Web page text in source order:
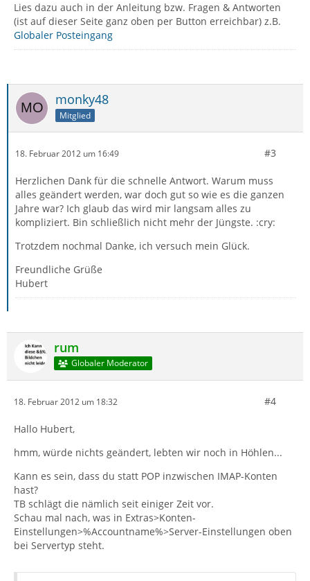
Lies dazu auch in der Anleitung bzw. Fragen & Antworten
(ist auf dieser Seite ganz oben per Button erreichbar) z.B.
Globaler Posteingang
monky48
Mitglied
18. Februar 2012 um 16:49 #3
Herzlichen Dank für die schnelle Antwort. Warum muss
alles geändert werden, war doch gut so wie es die ganzen
Jahre war? Ich glaub das wird mir langsam alles zu
kompliziert. Bin schließlich nicht mehr der Jüngste. :cry:
Trotzdem nochmal Danke, ich versuch mein Glück.
Freundliche Grüße
Hubert
rum
Globaler Moderator
18. Februar 2012 um 18:32 #4
Hallo Hubert,
hmm, würde nichts geändert, lebten wir noch in Höhlen...
Kann es sein, dass du statt POP inzwischen IMAP-Konten
hast?
TB schlägt die nämlich seit einiger Zeit vor.
Schau mal nach, was in Extras>Konten-
Einstellungen>%Accountname%>Server-Einstellungen oben
bei Servertyp steht.